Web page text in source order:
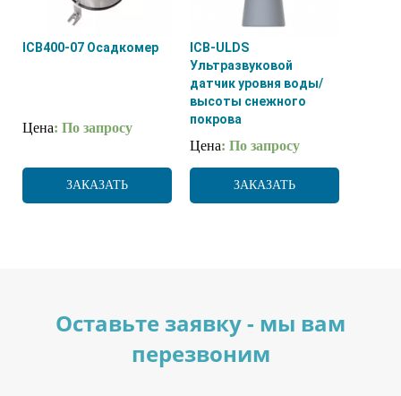
ICB400-07 Осадкомер
Цена: По запросу
ЗАКАЗАТЬ
ICB-ULDS
Ультразвуковой
датчик уровня воды/
высоты снежного
покрова
Цена: По запросу
ЗАКАЗАТЬ
Оставьте заявку - мы вам
перезвоним